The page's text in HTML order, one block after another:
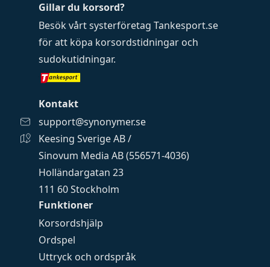
Funktioner
Korsordshjälp
Ordspel
Uttryck och ordspråk
Gillar du korsord?
Besök vårt systerföretag Tankesport.se
för att köpa korsordstidningar och
sudokutidningar.
Kontakt
support@synonymer.se
Keesing Sverige AB /
Sinovum Media AB (556571-4036)
Holländargatan 23
111 60 Stockholm